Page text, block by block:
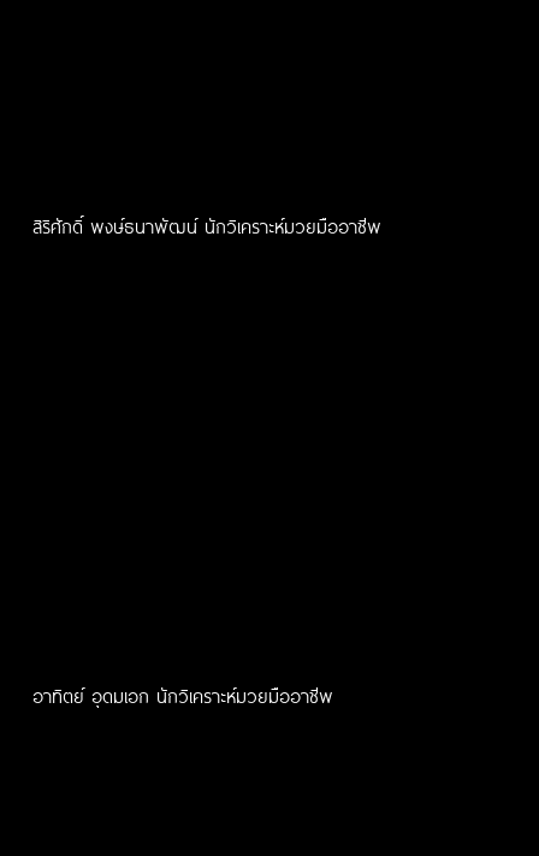
สิริศักดิ์ พงษ์ธนาพัฒน์ นักวิเคราะห์มวยมืออาชีพ
อาทิตย์ อุดมเอก นักวิเคราะห์มวยมืออาชีพ